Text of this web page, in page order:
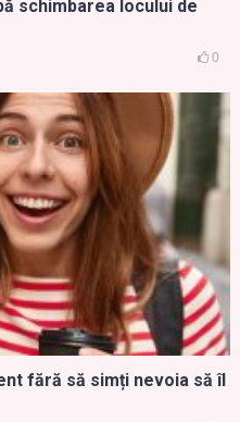
schimbarea locului de
0
fără să simți nevoia să îl